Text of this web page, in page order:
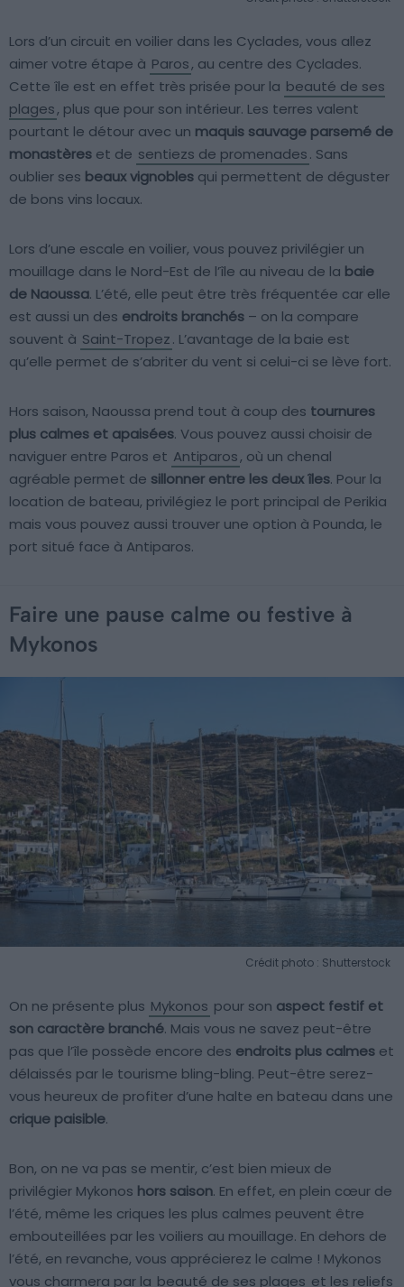
Lors d’un circuit en voilier dans les Cyclades, vous allez
aimer votre étape à Paros, au centre des Cyclades.
Cette île est en effet très prisée pour la beauté de ses
plages, plus que pour son intérieur. Les terres valent
pourtant le détour avec un maquis sauvage parsemé de
monastères et de sentiezs de promenades. Sans
oublier ses beaux vignobles qui permettent de déguster
de bons vins locaux.
Lors d’une escale en voilier, vous pouvez privilégier un
mouillage dans le Nord-Est de l’île au niveau de la baie
de Naoussa. L’été, elle peut être très fréquentée car elle
est aussi un des endroits branchés – on la compare
souvent à Saint-Tropez. L’avantage de la baie est
qu’elle permet de s’abriter du vent si celui-ci se lève fort.
Hors saison, Naoussa prend tout à coup des tournures
plus calmes et apaisées. Vous pouvez aussi choisir de
naviguer entre Paros et Antiparos, où un chenal
agréable permet de sillonner entre les deux îles. Pour la
location de bateau, privilégiez le port principal de Perikia
mais vous pouvez aussi trouver une option à Pounda, le
port situé face à Antiparos.
Faire une pause calme ou festive à
Mykonos
Crédit photo : Shutterstock
On ne présente plus Mykonos pour son aspect festif et
son caractère branché. Mais vous ne savez peut-être
pas que l’île possède encore des endroits plus calmes et
délaissés par le tourisme bling-bling. Peut-être serez-
vous heureux de profiter d’une halte en bateau dans une
crique paisible.
Bon, on ne va pas se mentir, c’est bien mieux de
privilégier Mykonos hors saison. En effet, en plein cœur de
l’été, même les criques les plus calmes peuvent être
embouteillées par les voiliers au mouillage. En dehors de
l’été, en revanche, vous apprécierez le calme ! Mykonos
vous charmera par la beauté de ses plages et les reliefs